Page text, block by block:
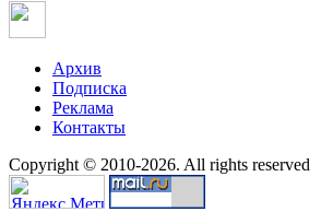
Архив
Подписка
Реклама
Контакты
Copyright © 2010-2026. All rights reserved